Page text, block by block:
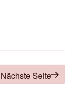
Nächste Seite